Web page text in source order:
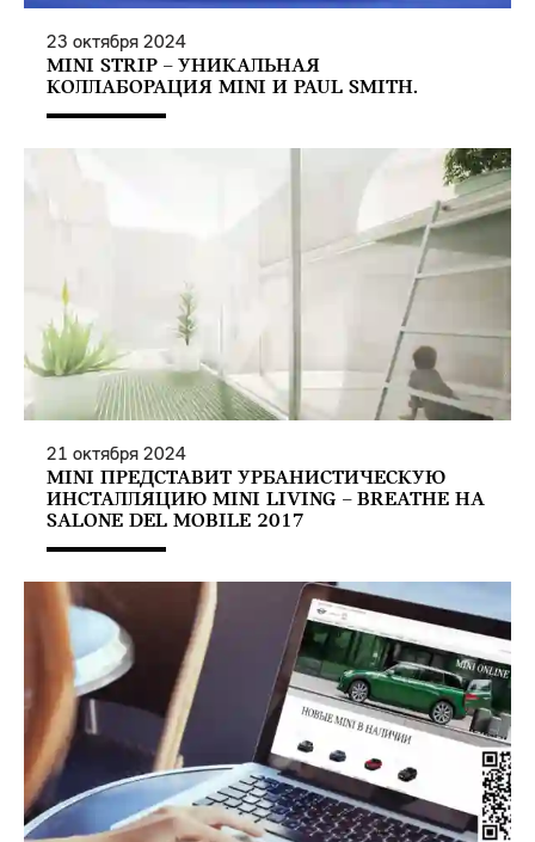
23 октября 2024
MINI STRIP – УНИКАЛЬНАЯ
КОЛЛАБОРАЦИЯ MINI И PAUL SMITH.
21 октября 2024
MINI ПРЕДСТАВИТ УРБАНИСТИЧЕСКУЮ
ИНСТАЛЛЯЦИЮ MINI LIVING – BREATHE НА
SALONE DEL MOBILE 2017